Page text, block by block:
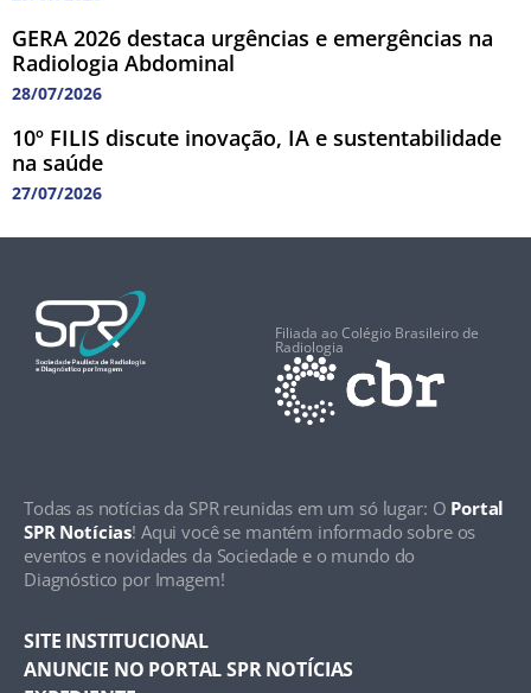
GERA 2026 destaca urgências e emergências na
Radiologia Abdominal
28/07/2026
10º FILIS discute inovação, IA e sustentabilidade
na saúde
27/07/2026
Filiada ao Colégio Brasileiro de
Radiologia
Todas as notícias da SPR reunidas em um só lugar: O Portal
SPR Notícias! Aqui você se mantém informado sobre os
eventos e novidades da Sociedade e o mundo do
Diagnóstico por Imagem!
SITE INSTITUCIONAL
ANUNCIE NO PORTAL SPR NOTÍCIAS